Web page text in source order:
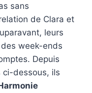
sans
de Clara et
leurs
week-ends
Depuis
ci-dessous, ils